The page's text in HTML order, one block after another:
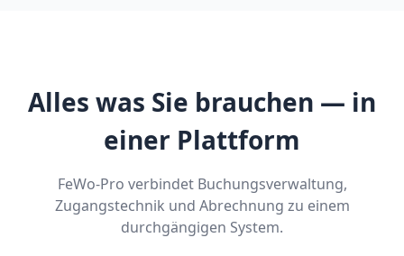
Alles was Sie brauchen — in
einer Plattform
FeWo-Pro verbindet Buchungsverwaltung,
Zugangstechnik und Abrechnung zu einem
durchgängigen System.